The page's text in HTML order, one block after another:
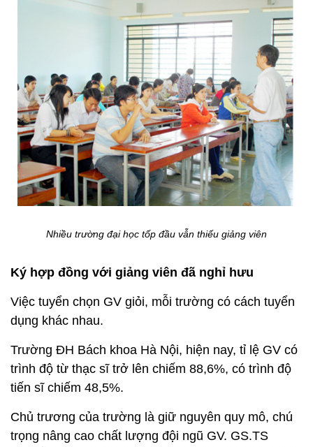
Nhiều trường đại học tốp đầu vẫn thiếu giảng viên
Ký hợp đồng với giảng viên đã nghỉ hưu
Việc tuyển chọn GV giỏi, mỗi trường có cách tuyển
dụng khác nhau.
Trường ĐH Bách khoa Hà Nội, hiện nay, tỉ lệ GV có
trình độ từ thạc sĩ trở lên chiếm 88,6%, có trình độ
tiến sĩ chiếm 48,5%.
Chủ trương của trường là giữ nguyên quy mô, chú
trọng nâng cao chất lượng đội ngũ GV. GS.TS